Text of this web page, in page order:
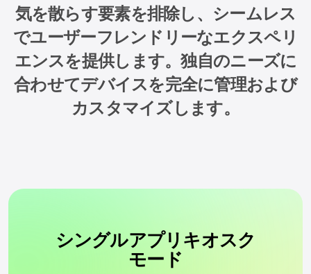
気を散らす要素を排除し、シームレス
でユーザーフレンドリーなエクスペリ
エンスを提供します。独自のニーズに
合わせてデバイスを完全に管理および
カスタマイズします。
シングルアプリキオスク
モード